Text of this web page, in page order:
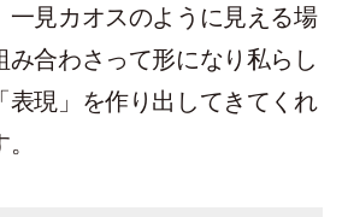
一見カオスのように見える場
み合わさって形になり私らし
表現」を作り出してきてくれ